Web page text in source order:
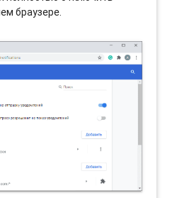
браузере.